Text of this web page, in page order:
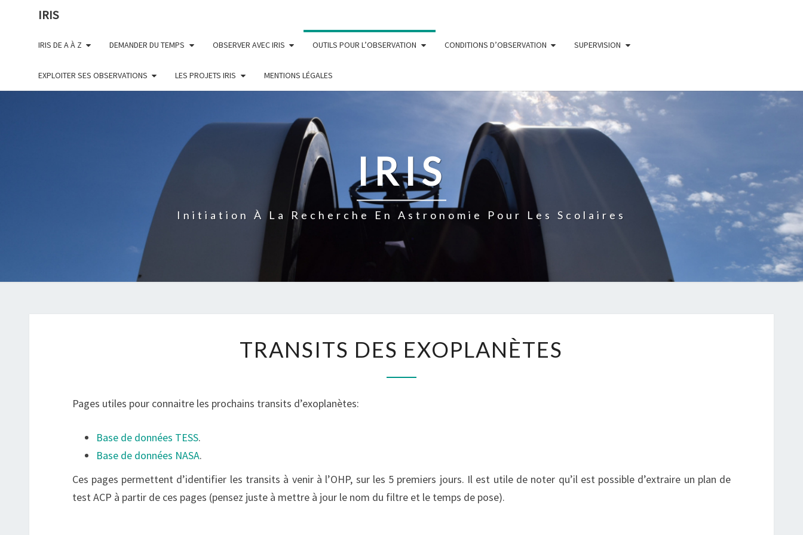
IRIS
IRIS DE A À Z DEMANDER DU TEMPS OBSERVER AVEC IRIS OUTILS POUR L’OBSERVATION CONDITIONS D’OBSERVATION SUPERVISION
EXPLOITER SES OBSERVATIONS LES PROJETS IRIS MENTIONS LÉGALES
IRIS
Initiation À La Recherche En Astronomie Pour Les Scolaires
DES
TRANSITS DES EXOPLANÈTES
Pages utiles pour connaitre les prochains transits d’exoplanètes:
Base de données TESS.
Base de données NASA.
Ces pages permettent d’identifier les transits à venir à l’OHP, sur les 5 premiers jours. Il est utile de noter qu’il est possible d’extraire un plan de
test ACP à partir de ces pages (pensez juste à mettre à jour le nom du filtre et le temps de pose).